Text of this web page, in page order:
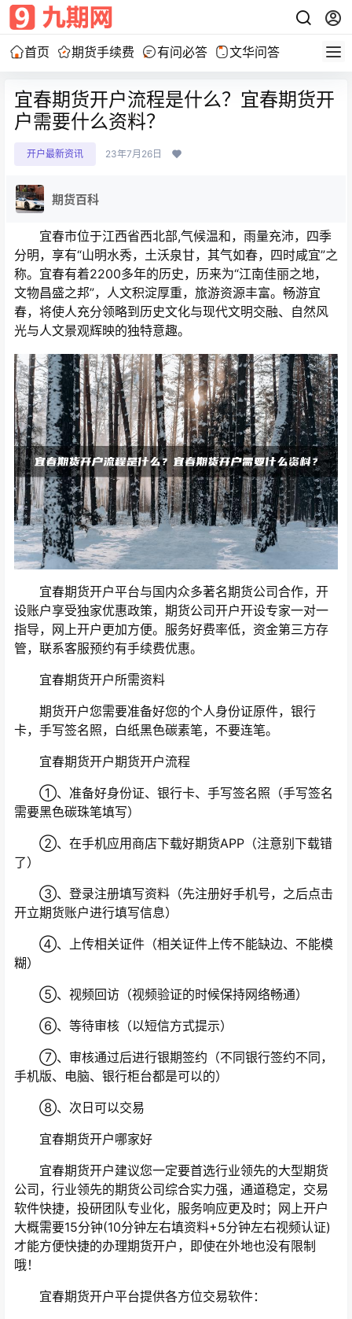
首页 期货手续费 有问必答 文华问答
宜春期货开户流程是什么？宜春期货开
户需要什么资料？
开户最新资讯 23年7月26日
期货百科
宜春市位于江西省西北部,气候温和，雨量充沛，四季
分明，享有“山明水秀，土沃泉甘，其气如春，四时咸宜”之
称。宜春有着2200多年的历史，历来为“江南佳丽之地，
文物昌盛之邦”，人文积淀厚重，旅游资源丰富。畅游宜
春，将使人充分领略到历史文化与现代文明交融、自然风
光与人文景观辉映的独特意趣。
宜春期货开户平台与国内众多著名期货公司合作，开
设账户享受独家优惠政策，期货公司开户开设专家一对一
指导，网上开户更加方便。服务好费率低，资金第三方存
管，联系客服预约有手续费优惠。
宜春期货开户所需资料
期货开户您需要准备好您的个人身份证原件，银行
卡，手写签名照，白纸黑色碳素笔，不要连笔。
宜春期货开户期货开户流程
①、准备好身份证、银行卡、手写签名照（手写签名
需要黑色碳珠笔填写）
②、在手机应用商店下载好期货APP（注意别下载错
了）
③、登录注册填写资料（先注册好手机号，之后点击
开立期货账户进行填写信息）
④、上传相关证件（相关证件上传不能缺边、不能模
糊）
⑤、视频回访（视频验证的时候保持网络畅通）
⑥、等待审核（以短信方式提示）
⑦、审核通过后进行银期签约（不同银行签约不同，
手机版、电脑、银行柜台都是可以的）
⑧、次日可以交易
宜春期货开户哪家好
宜春期货开户建议您一定要首选行业领先的大型期货
公司，行业领先的期货公司综合实力强，通道稳定，交易
软件快捷，投研团队专业化，服务响应更及时；网上开户
大概需要15分钟(10分钟左右填资料+5分钟左右视频认证)
才能方便快捷的办理期货开户，即使在外地也没有限制
哦！
宜春期货开户平台提供各方位交易软件：